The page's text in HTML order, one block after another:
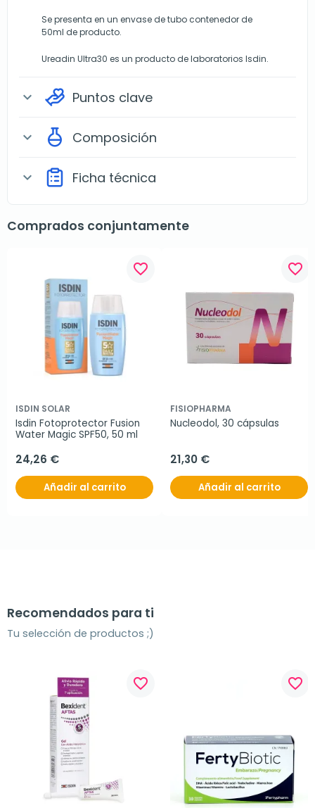
Se presenta en un envase de tubo contenedor de
50ml de producto.
Ureadin Ultra30 es un producto de laboratorios Isdin.
expand_more Puntos clave
expand_more Composición
expand_more Ficha técnica
Comprados conjuntamente
favorite_border
ISDIN SOLAR
Isdin Fotoprotector Fusion
Water Magic SPF50, 50 ml
24,26 €
Añadir al carrito
favorite_border
FISIOPHARMA
Nucleodol, 30 cápsulas
21,30 €
Añadir al carrito
Recomendados para ti
Tu selección de productos ;)
favorite_border favorite_border